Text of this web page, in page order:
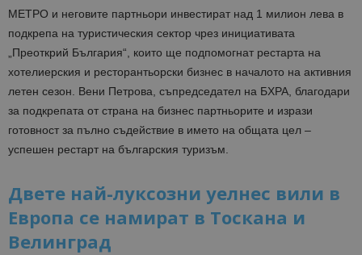
МЕТРО и неговите партньори инвестират над 1 милион лева в
подкрепа на туристическия сектор чрез инициативата
„Преоткрий България“, които ще подпомогнат рестарта на
хотелиерския и ресторантьорски бизнес в началото на активния
летен сезон. Вени Петрова, съпредседател на БХРА, благодари
за подкрепата от страна на бизнес партньорите и изрази
готовност за пълно съдействие в името на общата цел –
успешен рестарт на българския туризъм.
Двете най-луксозни уелнес вили в
Европа се намират в Тоскана и
Велинград